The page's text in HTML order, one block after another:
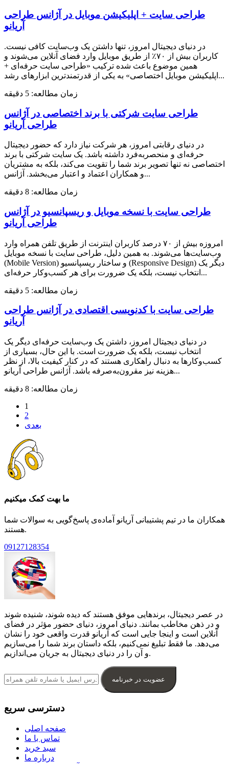
طراحی سایت + اپلیکیشن موبایل در آژانس طراحی
آریانو
در دنیای دیجیتال امروز، تنها داشتن یک وب‌سایت کافی نیست.
کاربران بیش از ۷۰٪ از طریق موبایل وارد فضای آنلاین می‌شوند و
همین موضوع باعث شده ترکیب «طراحی سایت حرفه‌ای +
اپلیکیشن موبایل اختصاصی» به یکی از قدرتمندترین ابزارهای رشد...
زمان مطالعه: 5 دقیقه
طراحی سایت شرکتی با برند اختصاصی در آژانس
طراحی آریانو
در دنیای رقابتی امروز، هر شرکت نیاز دارد که حضور دیجیتال
حرفه‌ای و منحصربه‌فرد داشته باشد. یک سایت شرکتی با برند
اختصاصی نه تنها تصویر برند شما را تقویت می‌کند، بلکه به مشتریان
و همکاران اعتماد و اعتبار می‌بخشد. آژانس...
زمان مطالعه: 8 دقیقه
طراحی سایت با نسخه موبایل و ریسپانسیو در آژانس
طراحی آریانو
امروزه بیش از ۷۰ درصد کاربران اینترنت از طریق تلفن همراه وارد
وب‌سایت‌ها می‌شوند. به همین دلیل، طراحی سایت با نسخه موبایل
(Mobile Version) و ساختار ریسپانسیو (Responsive Design) دیگر یک
انتخاب نیست، بلکه یک ضرورت برای هر کسب‌وکار حرفه‌ای...
زمان مطالعه: 5 دقیقه
طراحی سایت با کدنویسی اقتصادی در آژانس طراحی
آریانو
در دنیای دیجیتال امروز، داشتن یک وب‌سایت حرفه‌ای دیگر یک
انتخاب نیست، بلکه یک ضرورت است. با این حال، بسیاری از
کسب‌وکارها به دنبال راهکاری هستند که در کنار کیفیت بالا، از نظر
هزینه نیز مقرون‌به‌صرفه باشد. آژانس طراحی آریانو...
زمان مطالعه: 8 دقیقه
1
2
بعدی
ما بهت کمک میکنیم
همکاران ما در تیم پشتیبانی آریانو آماده‌ی پاسخ‌گویی به سوالات شما
هستند.
09127128354
در عصر دیجیتال، برندهایی موفق هستند که دیده شوند، شنیده شوند
و در ذهن مخاطب بمانند. دنیای امروز، دنیای حضور مؤثر در فضای
آنلاین است و اینجا جایی است که آریانو قدرت واقعی خود را نشان
می‌دهد. ما فقط تبلیغ نمی‌کنیم، بلکه داستان برند شما را می‌سازیم
و آن را در دنیای دیجیتال به جریان می‌اندازیم.
عضویت در خبرنامه
دسترسی سریع
صفحه اصلی
تماس با ما
سبد خرید
درباره ما